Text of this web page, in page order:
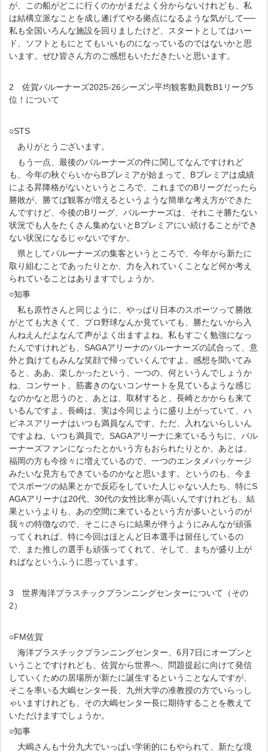
が、この船がどこに行くのかがまだよく分からないけれども、私
は結構立派なことを成し遂げてやる拠点になるような気がして──
私も全国いろんな施設を回りましたけど、スタートとしてはハー
ド、ソフトともにとてもいいものになっているのではないかと思
います。ぜひ皆さん方のご感想もいただきたいと思います。
2 佐賀バルーナーズ2025-26シーズン平均観客動員数B1リーグ5
位！について
○STS
ありがとうございます。
もう一点、最後のバルーナーズの件に関してなんですけれど
も、今年の秋ぐらいからBプレミアが始まって、Bプレミアは成績
による昇降格がないというところで、これまでのBリーグだったら
勝敗が、勝てば観客が増えるというような簡単な考え方ができた
んですけど、今後のBリーグ、バルーナーズは、それこそ勝たない
状況でも人をたくさん集めないとBプレミアにい続けることができ
ない状況になるじゃないですか。
県としてバルーナーズの集客というところで、今年から新たに
取り組むことであったりとか、力を入れていくことなど何か考え
られていることはありますでしょうか。
○知事
私も原竹さんと同じように、やっぱり日本のスポーツって勝敗
がとても大きくて、プロ野球なんか見ていても、勝たないから入
んねえんだよなんて声がよく出ますよね。私もすごく勉強になっ
たんですけれども、SAGAアリーナのバルーナーズの試合って、意
外と負けてもみんな笑顔で帰っていくんですよ。感想を聞いてみ
ると、ああ、楽しかったという、一つの、何というんでしょうか
ね、コンサート、筋書きのないコンサートを見ているような感じ
なのかなと思うのと、あとは、取材すると、長崎とかからも来て
いるんですよ。長崎は、実は今同じように盛り上がっていて、ハ
ピネスアリーナはいつも満員なんです。ただ、入れないらしいん
ですよね、いつも満員で。SAGAアリーナに来ているうちに、バル
ーナーズファンになったとかいう方もおられたりとか。あとは、
福岡の方も今徐々に増えているので、一つのエンタメパッケージ
みたいな見方もできているのかなと思います。というのも、今ま
でスポーツの結果とかで反応をしていた人じゃない人たち、特にS
AGAアリーナは20代、30代の女性比率が高いんですけれども、結
果というよりも、あの空間に来ているという方が多いというのが
我々の特徴なので、そこにさらに結果が伴うようにみんなが頑張
ってくれれば、特に今回はほとんど日本選手は留任しているの
で、また推しの選手も頑張ってくれて、そして、まちが盛り上が
ればなというふうに思っています。
3 世界海洋プラスチックプランニングセンターについて（その
2）
○FM佐賀
海洋プラスチックプランニングセンター、6月7日にオープンと
いうことですけれども、佐賀から世界へ、問題提起に向けて発信
していくための居場所が新たに誕生するということなんですが、
そこを率いる大嶋センター長、九州大学の准教授の方でいらっし
ゃいますけれども、その大嶋センター長に期待することを教えて
いただけますでしょうか。
○知事
大嶋さんも十分九大でいっぱい学術的にもやられて、新たな境